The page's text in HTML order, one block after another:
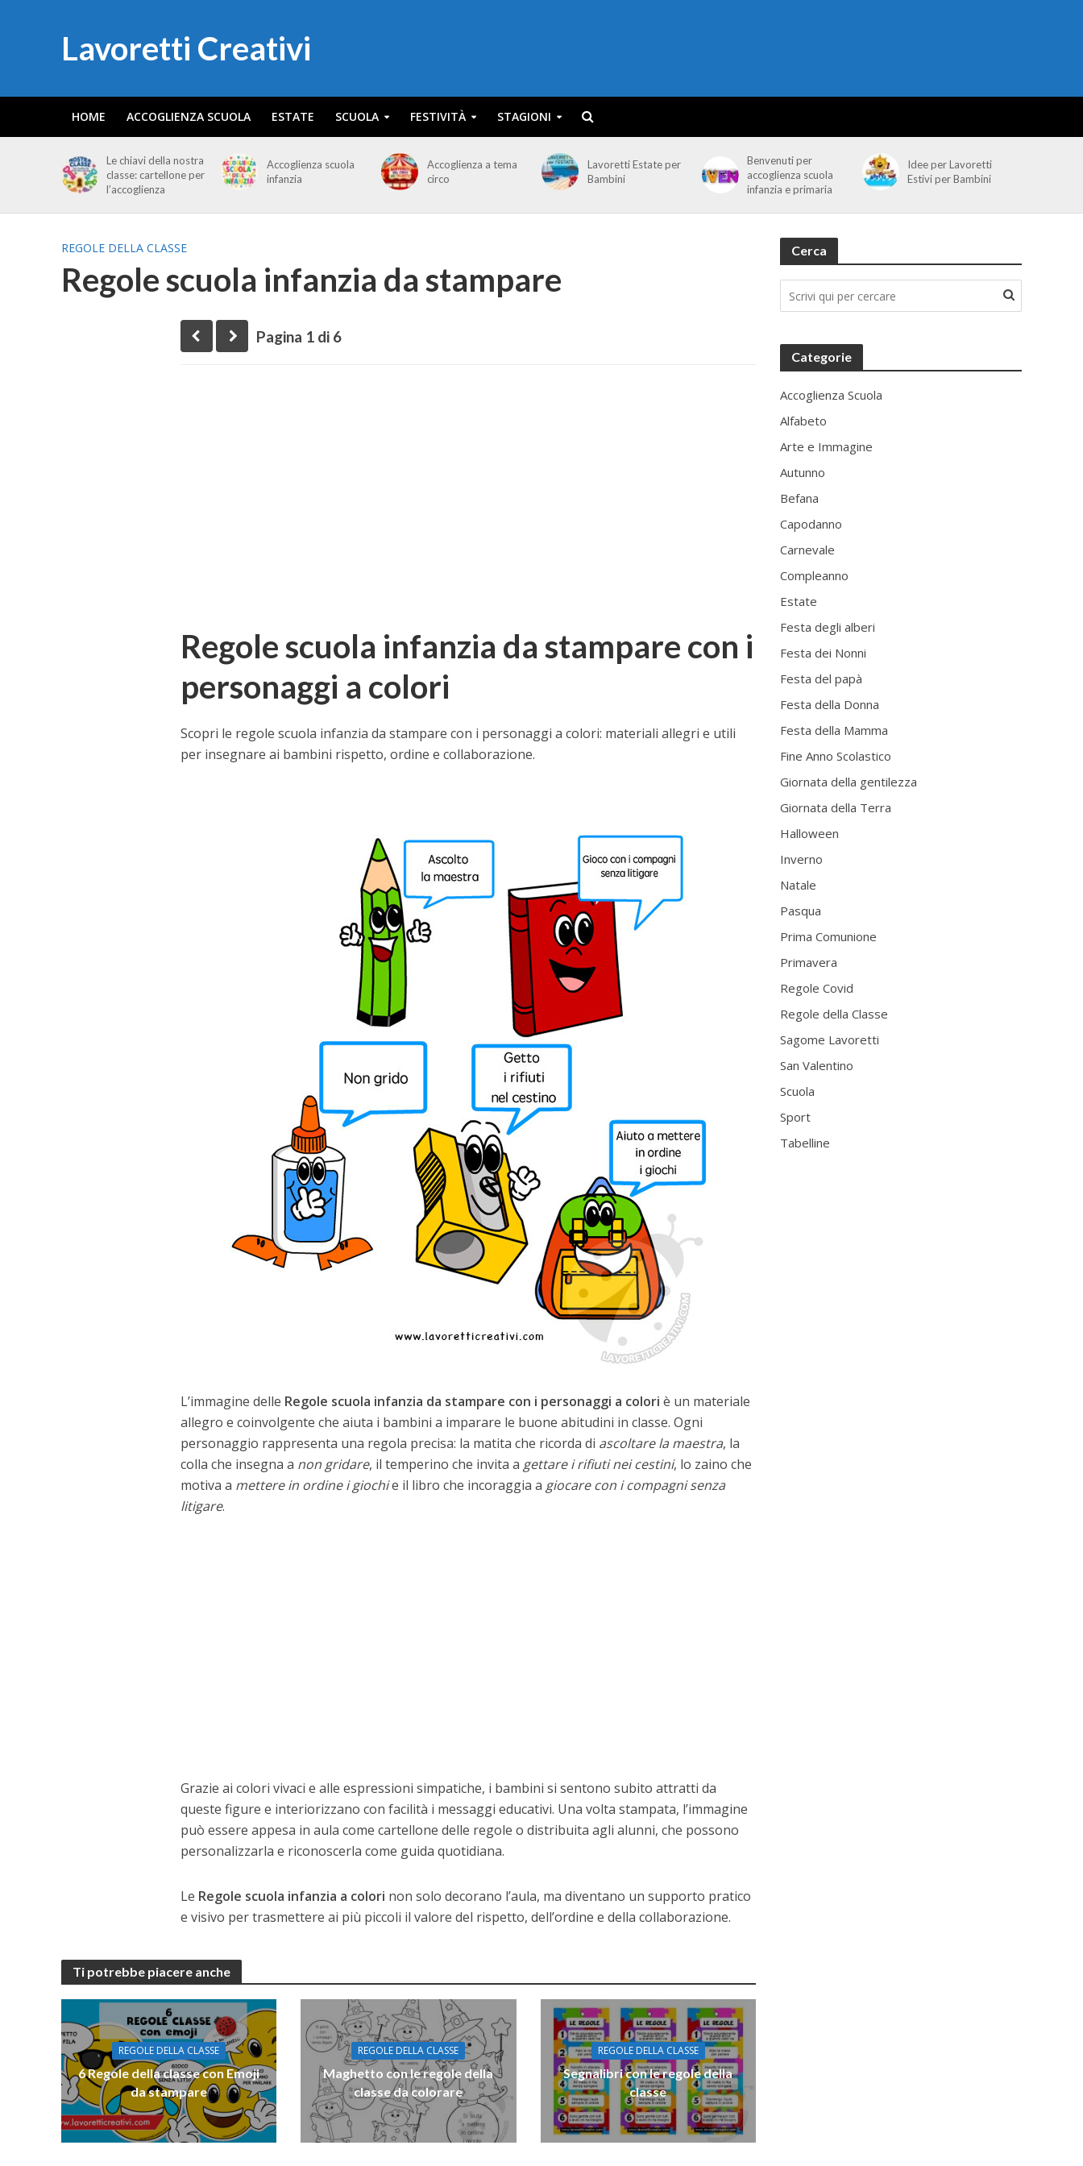
Lavoretti Creativi
HOME ACCOGLIENZA SCUOLA ESTATE SCUOLA FESTIVITÀ STAGIONI
Le chiavi della nostra
classe: cartellone per
l’accoglienza
Accoglienza scuola
infanzia
Accoglienza a tema
circo
Lavoretti Estate per
Bambini
Benvenuti per
accoglienza scuola
infanzia e primaria
Idee per Lavoretti
Estivi per Bambini
REGOLE DELLA CLASSE
Regole scuola infanzia da stampare
Pagina 1 di 6
Regole scuola infanzia da stampare con i
personaggi a colori
Scopri le regole scuola infanzia da stampare con i personaggi a colori: materiali allegri e utili
per insegnare ai bambini rispetto, ordine e collaborazione.
L’immagine delle Regole scuola infanzia da stampare con i personaggi a colori è un materiale
allegro e coinvolgente che aiuta i bambini a imparare le buone abitudini in classe. Ogni
personaggio rappresenta una regola precisa: la matita che ricorda di ascoltare la maestra, la
colla che insegna a non gridare, il temperino che invita a gettare i rifiuti nei cestini, lo zaino che
motiva a mettere in ordine i giochie il libro che incoraggia a giocare con i compagni senza
litigare.
Grazie ai colori vivaci e alle espressioni simpatiche, i bambini si sentono subito attratti da
queste figure e interiorizzano con facilità i messaggi educativi. Una volta stampata, l’immagine
può essere appesa in aula come cartellone delle regole o distribuita agli alunni, che possono
personalizzarla e riconoscerla come guida quotidiana.
Le Regole scuola infanzia a colori non solo decorano l’aula, ma diventano un supporto pratico
e visivo per trasmettere ai più piccoli il valore del rispetto, dell’ordine e della collaborazione.
Ti potrebbe piacere anche
REGOLE DELLA CLASSE
6 Regole della classe con Emoji
da stampare
REGOLE DELLA CLASSE
Maghetto con le regole della
classe da colorare
REGOLE DELLA CLASSE
Segnalibri con le regole della
classe
Cerca
Categorie
Accoglienza Scuola
Alfabeto
Arte e Immagine
Autunno
Befana
Capodanno
Carnevale
Compleanno
Estate
Festa degli alberi
Festa dei Nonni
Festa del papà
Festa della Donna
Festa della Mamma
Fine Anno Scolastico
Giornata della gentilezza
Giornata della Terra
Halloween
Inverno
Natale
Pasqua
Prima Comunione
Primavera
Regole Covid
Regole della Classe
Sagome Lavoretti
San Valentino
Scuola
Sport
Tabelline